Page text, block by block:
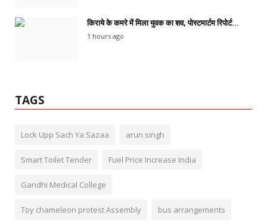
किराये के कमरे में मिला युवक का शव, पोस्टमार्टम रिपोर्ट...
1 hours ago
TAGS
Lock Upp Sach Ya Sazaa arun singh
Smart Toilet Tender Fuel Price Increase India
Gandhi Medical College
Toy chameleon protest Assembly bus arrangements